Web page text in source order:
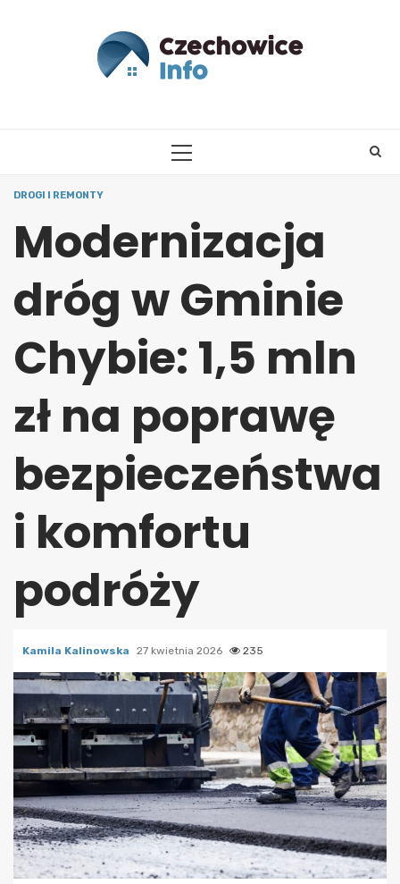
PRIMARY
DROGI I REMONTY
Modernizacja
dróg w Gminie
Chybie: 1,5 mln
zł na poprawę
bezpieczeństwa
i komfortu
podróży
Kamila Kalinowska 27 kwietnia 2026 235